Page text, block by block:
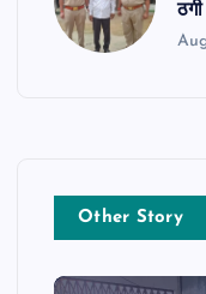
Other Story